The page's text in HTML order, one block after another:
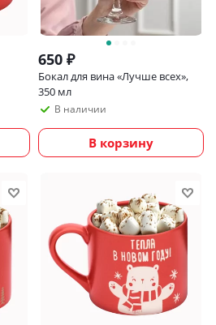
650 ₽
Бокал для вина «Лучше всех»,
350 мл
В наличии
В корзину